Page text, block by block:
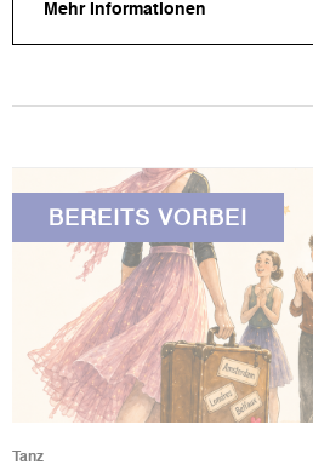
Mehr Informationen
BEREITS VORBEI
Tanz